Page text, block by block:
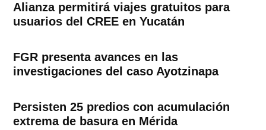
Alianza permitirá viajes gratuitos para
usuarios del CREE en Yucatán
FGR presenta avances en las
investigaciones del caso Ayotzinapa
Persisten 25 predios con acumulación
extrema de basura en Mérida